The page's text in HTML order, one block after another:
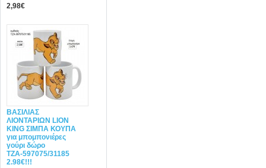
2,98€
ΒΑΣΙΛΙΑΣ
ΛΙΟΝΤΑΡΙΩΝ LION
KING ΣΙΜΠΑ ΚΟΥΠΑ
για μπομπονιέρες
γούρι δώρο
ΤΖΑ-597075/31185
2.98€!!!